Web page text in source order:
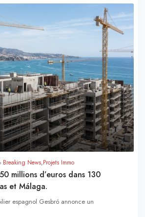
Breaking News,Projets Immo
millions d’euros dans 130
et Málaga.
espagnol Gesbró annonce un